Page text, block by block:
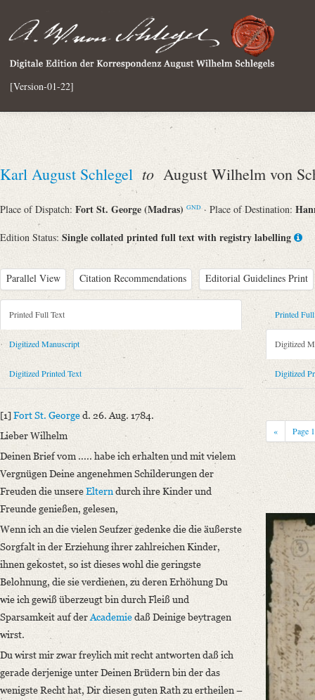
[Version-01-22]
Karl August Schlegel to August Wilhelm von
Place of Dispatch: Fort St. George (Madras) GND · Place of Destination:
Edition Status: Single collated printed full text with registry labelling
Parallel View Citation Recommendations Editorial Guidelines Print
Metadata Concerning Header
Sender: Karl August Schlegel
Recipient: August Wilhelm von Schlegel
Place of Dispatch: Fort St. George (Madras)
Place of Destination: Hannover
Notations: Empfangsort erschlossen.
Printed Text
Provider: Dresden, Sächsische Landesbibliothek - Staats- und
OAI Id: 362895996
Bibliography: Walzel, Oskar: Neue Quellen zur Geschichte der
296.
Incipit: „[1] Fort St. George d. 26. Aug. 1784.
Lieber Wilhelm
Deinen Brief vom ..... habe ich erhalten und mit vielem Vergnügen
Manuscript
Provider: Dresden, Sächsische Landesbibliothek - Staats- und
OAI Id: DE-611-36905
Classification Number: Mscr.Dresd.e.90,XIX,Bd.22,Nr.3
Number of Pages: 4 S. auf Doppelbl., hs. m. U.
Format: 18,5 x 11,4 cm
Printed Full Text
Digitized Manuscript
Digitized Printed Text
[1]Fort St. Georged. 26. Aug. 1784.
Lieber Wilhelm
Deinen Brief vom ..... habe ich erhalten und mit vielem
Vergnügen Deine angenehmen Schilderungen der
Freuden die unsereElterndurch ihre Kinder und
Freunde genießen, gelesen,
Wenn ich an die vielen Seufzer gedenke die die äußerste
Sorgfalt in der Erziehung ihrer zahlreichen Kinder,
ihnen gekostet, so ist dieses wohl die geringste
Belohnung, die sie verdienen, zu deren Erhöhung Du
wie ich gewiß überzeugt bin durch Fleiß und
Sparsamkeit auf derAcademiedaß Deinige beytragen
wirst.
Du wirst mir zwar freylich mit recht antworten daß ich
gerade derjenige unter Deinen Brüdern bin der das
wenigste Recht hat, Dir diesen guten Rath zu ertheilen –
Printed
Digitized
Digitized
« Page 1